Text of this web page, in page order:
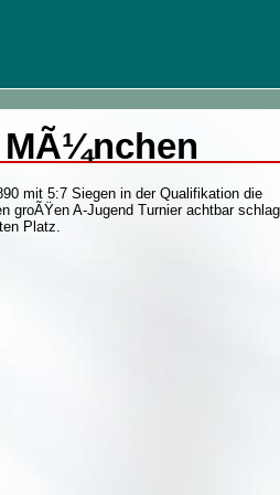
mit 5:7 Siegen in der Qualifikation die
groÃŸen A-Jugend Turnier achtbar
Platz.